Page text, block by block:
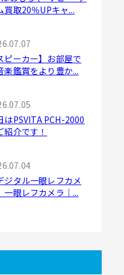
買取20％UPキャ...
ピーカー】お部屋で
楽鑑賞をより豊か...
はPSVITA PCH-2000
紹介です！
ジタル一眼レフカメ
一眼レフカメラ｜...